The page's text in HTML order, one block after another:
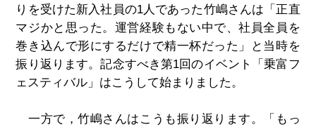
りを受けた新入社員の1人であった竹嶋さんは「正直
マジかと思った。運営経験もない中で、社員全員を
巻き込んで形にするだけで精一杯だった」と当時を
振り返ります。記念すべき第1回のイベント「乗富フ
ェスティバル」はこうして始まりました。
一方で，竹嶋さんはこうも振り返ります。「もっ